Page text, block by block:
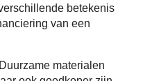
betekenis
van een
materialen